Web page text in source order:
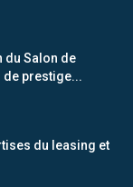
du Salon de
de prestige...
du leasing et